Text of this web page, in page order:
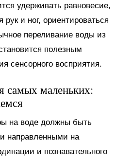
удерживать равновесие,
рук и ног, ориентироваться
переливание воды из
полезным
сенсорного восприятия.
самых маленьких:
на воде должны быть
направленными на
и познавательного